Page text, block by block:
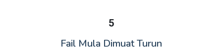
5
Fail Mula Dimuat Turun